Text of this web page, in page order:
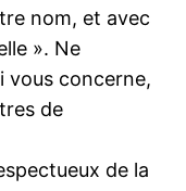
nom, et avec
». Ne
vous concerne,
de
de la